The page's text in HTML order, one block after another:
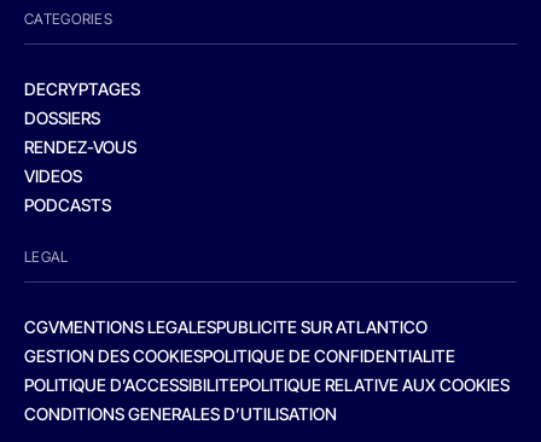
CATEGORIES
DECRYPTAGES
DOSSIERS
RENDEZ-VOUS
VIDEOS
PODCASTS
LEGAL
CGVMENTIONS LEGALESPUBLICITE SUR ATLANTICO
GESTION DES COOKIESPOLITIQUE DE CONFIDENTIALITE
POLITIQUE D’ACCESSIBILITEPOLITIQUE RELATIVE AUX COOKIES
CONDITIONS GENERALES D’UTILISATION